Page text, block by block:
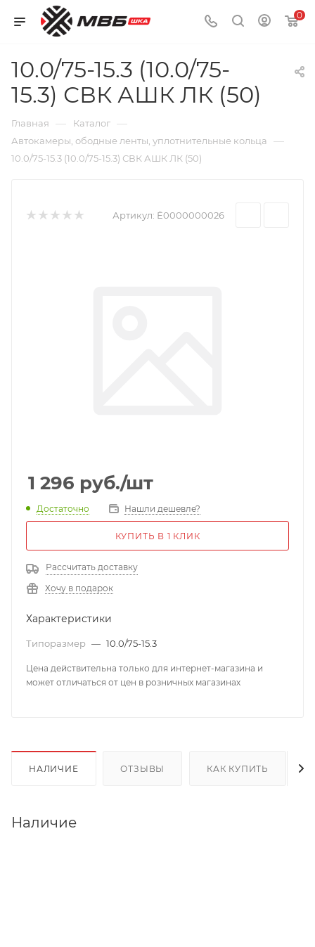
0
10.0/75-15.3 (10.0/75-
15.3) СВК АШК ЛК (50)
Главная — Каталог —
Автокамеры, ободные ленты, уплотнительные кольца —
10.0/75-15.3 (10.0/75-15.3) СВК АШК ЛК (50)
Артикул: Ё0000000026
1 296 руб./шт
Достаточно Нашли дешевле?
КУПИТЬ В 1 КЛИК
Рассчитать доставку
Хочу в подарок
Характеристики
Типоразмер — 10.0/75-15.3
Цена действительна только для интернет-магазина и
может отличаться от цен в розничных магазинах
НАЛИЧИЕ ОТЗЫВЫ КАК КУПИТЬ
Наличие